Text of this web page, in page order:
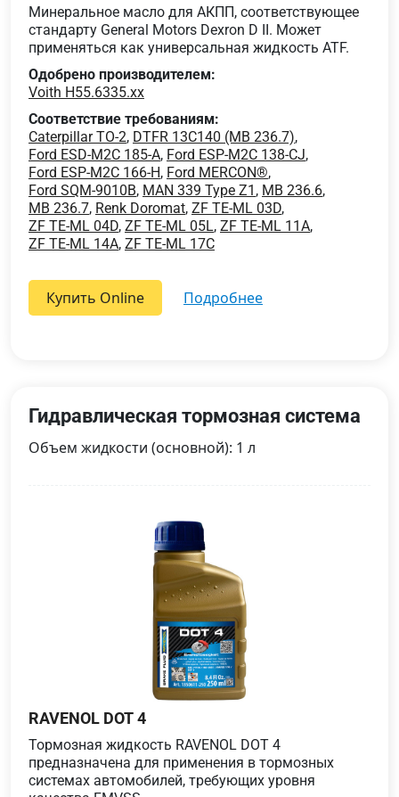
Минеральное масло для АКПП, соответствующее
стандарту General Motors Dexron D II. Может
применяться как универсальная жидкость ATF.
Одобрено производителем:
Voith H55.6335.xx
Соответствие требованиям:
Caterpillar TO-2, DTFR 13C140 (MB 236.7),
Ford ESD-M2C 185-A, Ford ESP-M2C 138-CJ,
Ford ESP-M2C 166-H, Ford MERCON®,
Ford SQM-9010B, MAN 339 Type Z1 , MB 236.6,
MB 236.7, Renk Doromat, ZF TE-ML 03D,
ZF TE-ML 04D, ZF TE-ML 05L, ZF TE-ML 11A,
ZF TE-ML 14A, ZF TE-ML 17C
Купить Online подробнее
Гидравлическая тормозная система
Объем жидкости (основной): 1 л
RAVENOL DOT 4
Тормозная жидкость RAVENOL DOT 4
предназначена для применения в тормозных
системах автомобилей, требующих уровня